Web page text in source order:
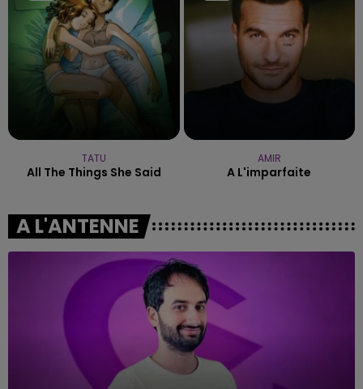
TATU
All The Things She Said
AMIR
A L'imparfaite
A L'ANTENNE